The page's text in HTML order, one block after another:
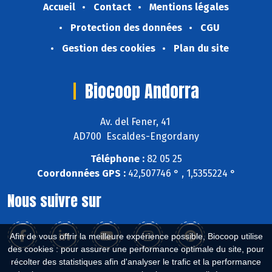
Afin de vous offrir la meilleure expérience possible, Biocoop utilise
des cookies : pour assurer une performance optimale du site, pour
récolter des statistiques afin d'analyser le trafic et la performance
Accueil Contact
Mentions légales
Protection des données
CGU
Gestion des cookies
Plan du site
Biocoop Andorra
Av. del Fener, 41
AD700 Escaldes-Engordany
Téléphone :82 05 25
Coordonnées GPS :42,507746 ° , 1,5355224 °
Nous suivre sur